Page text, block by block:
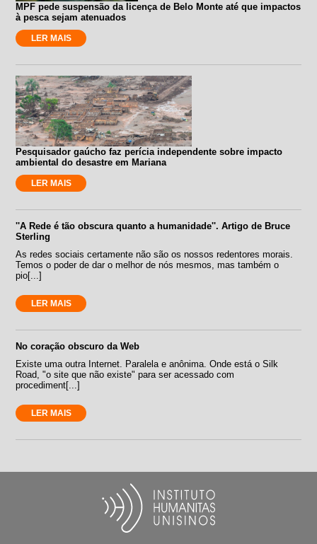
MPF pede suspensão da licença de Belo Monte até que impactos
à pesca sejam atenuados
LER MAIS
Pesquisador gaúcho faz perícia independente sobre impacto
ambiental do desastre em Mariana
LER MAIS
''A Rede é tão obscura quanto a humanidade''. Artigo de Bruce
Sterling
As redes sociais certamente não são os nossos redentores morais.
Temos o poder de dar o melhor de nós mesmos, mas também o
pio[...]
LER MAIS
No coração obscuro da Web
Existe uma outra Internet. Paralela e anônima. Onde está o Silk
Road, "o site que não existe" para ser acessado com
procediment[...]
LER MAIS